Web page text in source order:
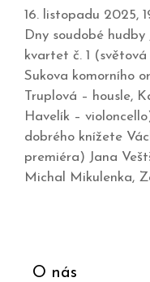
16. listopadu 2025,
Dny soudobé hudby
kvartet č. 1
Sukova komorního
Truplová – housle,
Havelík –
dobrého knížete
premiéra) Jana
Michal Mikulenka,
O nás